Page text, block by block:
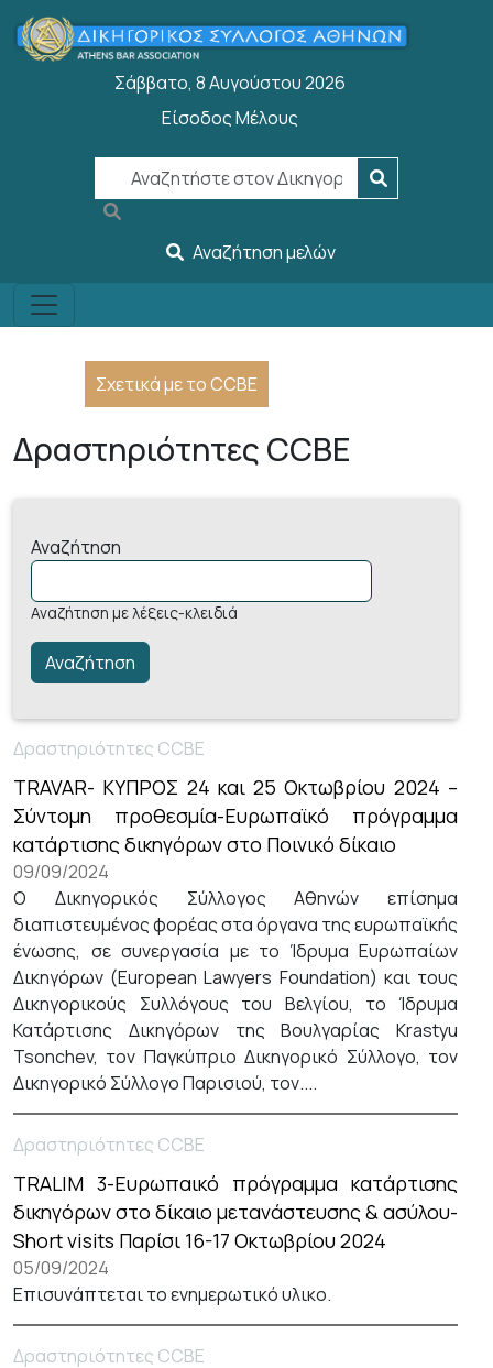
Παράκαμψη προς το κυρίως περιεχόμενο
Σάββατο, 8 Αυγούστου 2026
User account menu
Είσοδος Μέλους
Αναζήτηση μελών
Σχετικά με το CCBE
Δραστηριότητες CCBE
Αναζήτηση
Αναζήτηση με λέξεις-κλειδιά
Δραστηριότητες CCBE
TRAVAR- ΚΥΠΡΟΣ 24 και 25 Οκτωβρίου 2024 –
Σύντομη προθεσμία-Ευρωπαϊκό πρόγραμμα
κατάρτισης δικηγόρων στο Ποινικό δίκαιο
09/09/2024
Ο Δικηγορικός Σύλλογος Αθηνών επίσημα
διαπιστευμένος φορέας στα όργανα της ευρωπαϊκής
ένωσης, σε συνεργασία με το Ίδρυμα Ευρωπαίων
Δικηγόρων (European Lawyers Foundation) και τους
Δικηγορικούς Συλλόγους του Βελγίου, το Ίδρυμα
Κατάρτισης Δικηγόρων της Βουλγαρίας Krastyu
Tsonchev, τον Παγκύπριο Δικηγορικό Σύλλογο, τον
Δικηγορικό Σύλλογο Παρισιού, τον....
Δραστηριότητες CCBE
TRALIM 3-Ευρωπαικό πρόγραμμα κατάρτισης
δικηγόρων στο δίκαιο μετανάστευσης & ασύλου-
Short visits Παρίσι 16-17 Οκτωβρίου 2024
05/09/2024
Επισυνάπτεται το ενημερωτικό υλικο.
Δραστηριότητες CCBE